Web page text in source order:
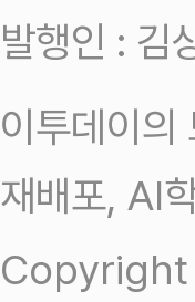
발행인 : 김
이투데이의
재배포, AI